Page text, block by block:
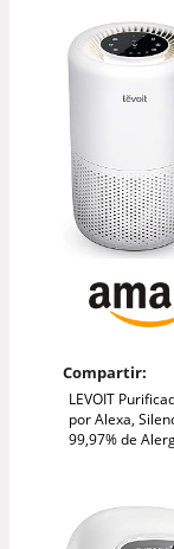
Compartir:
LEVOIT
por Alexa,
99,97% de